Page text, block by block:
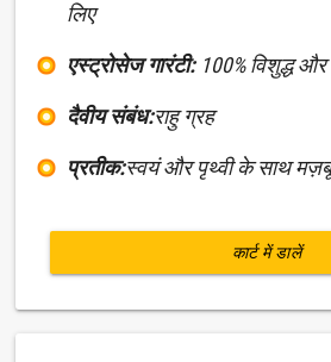
लिए
एस्ट्रोसेज गारंटी:100% विशुद्ध और
दैवीय संबंध:राहु ग्रह
प्रतीक:स्वयं और पृथ्वी के साथ
कार्ट में डालें